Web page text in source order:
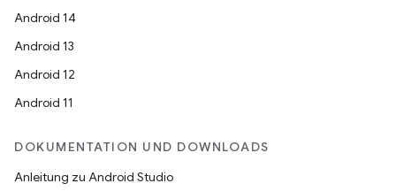
Android 14
Android 13
Android 12
Android 11
DOKUMENTATION UND DOWNLOADS
Anleitung zu Android Studio